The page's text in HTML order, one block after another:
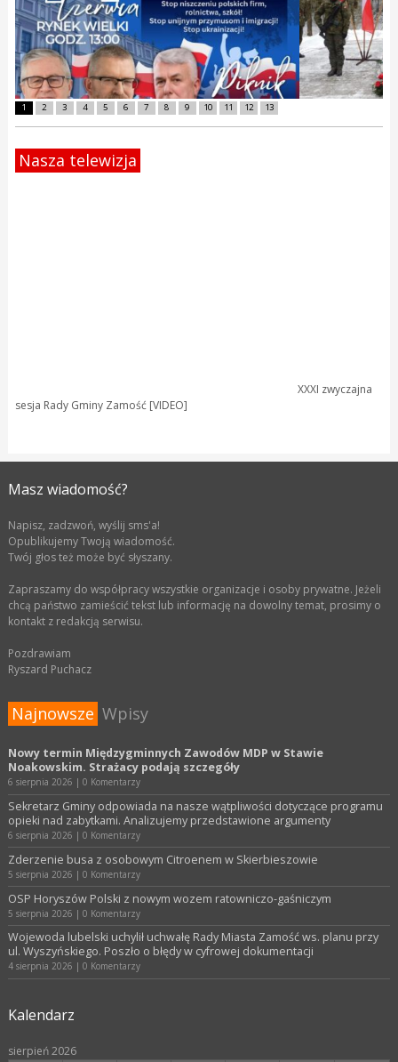
1 2 3 4 5 6 7 8 9 10 11 12 13
Nasza telewizja
XXXI zwyczajna
sesja Rady Gminy Zamość [VIDEO]
Masz wiadomość?
Napisz, zadzwoń, wyślij sms'a!
Opublikujemy Twoją wiadomość.
Twój głos też może być słyszany.
Zapraszamy do współpracy wszystkie organizacje i osoby prywatne. Jeżeli
chcą państwo zamieścić tekst lub informację na dowolny temat, prosimy o
kontakt z redakcją serwisu.
Pozdrawiam
Ryszard Puchacz
Najnowsze Wpisy
Nowy termin Międzygminnych Zawodów MDP w Stawie
Noakowskim. Strażacy podają szczegóły
6 sierpnia 2026 | 0 Komentarzy
Sekretarz Gminy odpowiada na nasze wątpliwości dotyczące programu
opieki nad zabytkami. Analizujemy przedstawione argumenty
6 sierpnia 2026 | 0 Komentarzy
Zderzenie busa z osobowym Citroenem w Skierbieszowie
5 sierpnia 2026 | 0 Komentarzy
OSP Horyszów Polski z nowym wozem ratowniczo-gaśniczym
5 sierpnia 2026 | 0 Komentarzy
Wojewoda lubelski uchylił uchwałę Rady Miasta Zamość ws. planu przy
ul. Wyszyńskiego. Poszło o błędy w cyfrowej dokumentacji
4 sierpnia 2026 | 0 Komentarzy
Kalendarz
sierpień 2026